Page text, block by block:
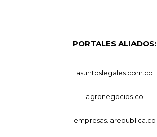
PORTALES ALIADOS:
asuntoslegales.com.co
agronegocios.co
empresas.larepublica.co